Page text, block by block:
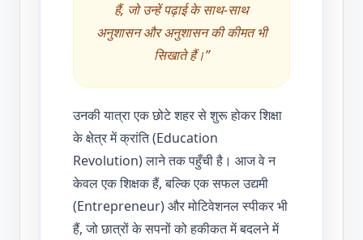
हैं, जो उन्हें पढ़ाई के साथ-साथ
अनुशासन और अनुशासन की कीमत भी
सिखाते हैं।”
उनकी यात्रा एक छोटे शहर से शुरू होकर शिक्षा
के क्षेत्र में क्रांति (Education
Revolution) लाने तक पहुँची है। आज वे न
केवल एक शिक्षक हैं, बल्कि एक सफल उद्यमी
(Entrepreneur) और मोटिवेशनल स्पीकर भी
हैं, जो छात्रों के सपनों को हकीकत में बदलने में